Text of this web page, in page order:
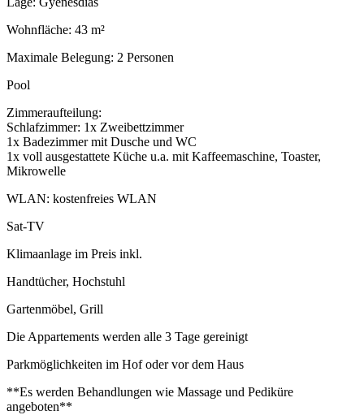
Wohnfläche: 43 m²
Maximale Belegung: 2 Personen
Pool
Zimmeraufteilung:
Schlafzimmer: 1x Zweibettzimmer
1x Badezimmer mit Dusche und WC
1x voll ausgestattete Küche u.a. mit Kaffeemaschine, Toaster,
Mikrowelle
WLAN: kostenfreies WLAN
Sat-TV
Klimaanlage im Preis inkl.
Handtücher, Hochstuhl
Gartenmöbel, Grill
Die Appartements werden alle 3 Tage gereinigt
Parkmöglichkeiten im Hof oder vor dem Haus
**Es werden Behandlungen wie Massage und Pediküre
angeboten**